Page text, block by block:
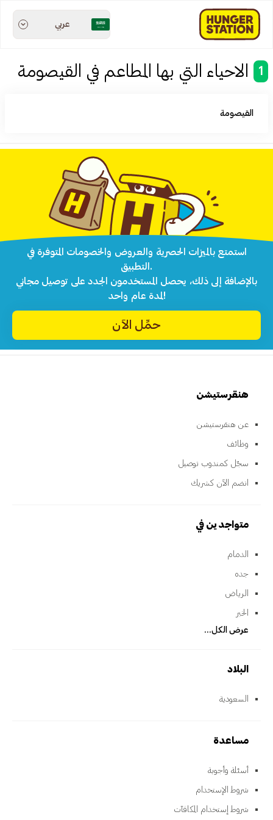
عربي
1 الاحياء التي بها المطاعم في القيصومة
القيصومة
استمتع بالميزات الحصرية والعروض والخصومات المتوفرة في
التطبيق.
بالإضافة إلى ذلك، يحصل المستخدمون الجدد على توصيل مجاني
لمدة عام واحد!
حمِّل الآن
هنقرستيشن
عن هنقرستيشن
وظائف
سجّل كمندوب توصيل
انضم الآن كشريك
متواجدين في
الدمام
جده
الرياض
الخبر
عرض الكل...
البلاد
السعودية
مساعدة
أسئلة وأجوبة
شروط الإستخدام
شروط إستخدام المكافآت